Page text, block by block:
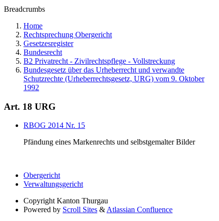
Breadcrumbs
Home
Rechtsprechung Obergericht
Gesetzesregister
Bundesrecht
B2 Privatrecht - Zivilrechtspflege - Vollstreckung
Bundesgesetz über das Urheberrecht und verwandte
Schutzrechte (Urheberrechtsgesetz, URG) vom 9. Oktober
1992
Art. 18 URG
RBOG 2014 Nr. 15
Pfändung eines Markenrechts und selbstgemalter Bilder
Obergericht
Verwaltungsgericht
Copyright Kanton Thurgau
Powered by Scroll Sites &Atlassian Confluence